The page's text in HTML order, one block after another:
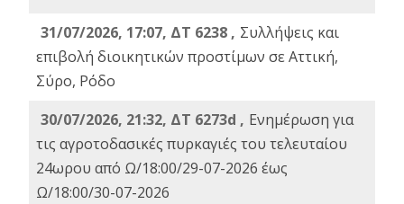
31/07/2026, 17:07, ΔΤ 6238 , Συλλήψεις και
επιβολή διοικητικών προστίμων σε Αττική,
Σύρο, Ρόδο
30/07/2026, 21:32, ΔΤ 6273d , Ενημέρωση για
τις αγροτοδασικές πυρκαγιές του τελευταίου
24ωρου από Ω/18:00/29-07-2026 έως
Ω/18:00/30-07-2026